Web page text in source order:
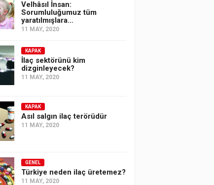
Velhâsıl İnsan:
Sorumluluğumuz tüm
yaratılmışlara…
11 MAY, 2020
KAPAK
İlaç sektörünü kim
dizginleyecek?
11 MAY, 2020
KAPAK
Asıl salgın ilaç terörüdür
11 MAY, 2020
GENEL
Türkiye neden ilaç üretemez?
11 MAY, 2020